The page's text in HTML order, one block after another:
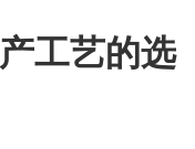
工艺的选